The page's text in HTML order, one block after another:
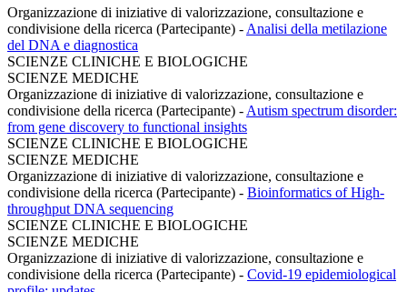
Organizzazione di iniziative di valorizzazione, consultazione e
condivisione della ricerca (Partecipante) - Analisi della metilazione
del DNA e diagnostica
SCIENZE CLINICHE E BIOLOGICHE
SCIENZE MEDICHE
Organizzazione di iniziative di valorizzazione, consultazione e
condivisione della ricerca (Partecipante) - Autism spectrum disorder:
from gene discovery to functional insights
SCIENZE CLINICHE E BIOLOGICHE
SCIENZE MEDICHE
Organizzazione di iniziative di valorizzazione, consultazione e
condivisione della ricerca (Partecipante) - Bioinformatics of High-
throughput DNA sequencing
SCIENZE CLINICHE E BIOLOGICHE
SCIENZE MEDICHE
Organizzazione di iniziative di valorizzazione, consultazione e
condivisione della ricerca (Partecipante) - Covid-19 epidemiological